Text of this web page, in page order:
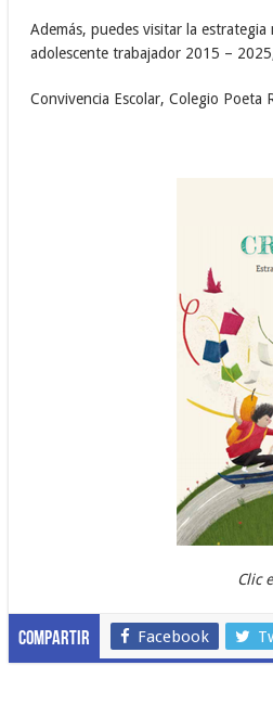
Además, puedes visitar la
adolescente trabajador 2015 –
Convivencia Escolar, Colegio Poeta
Clic
Compartir Facebook